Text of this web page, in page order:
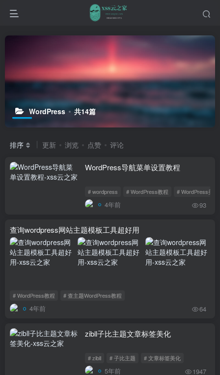
WordPress 共14篇
排序 更新 浏览 点赞 评论
WordPress导航菜单设置教程
# wordpress # WordPress教程 # WordPress美化
4年前 93
查询wordpress网站主题模板工具超好用
# WordPress教程 # 查主题WordPress教程
4年前 64
zibll子比主题文章标签美化
# zibll # 子比主题 # 文章标签美化
5年前 1947